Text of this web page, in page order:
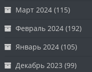
Март 2024 (115)
Февраль 2024 (192)
Январь 2024 (105)
Декабрь 2023 (99)